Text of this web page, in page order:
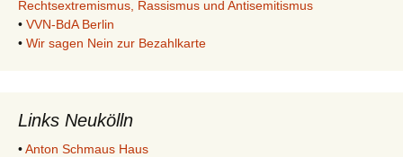
Rechtsextremismus, Rassismus und Antisemitismus
• VVN-BdA Berlin
• Wir sagen Nein zur Bezahlkarte
Links Neukölln
•Anton Schmaus Haus